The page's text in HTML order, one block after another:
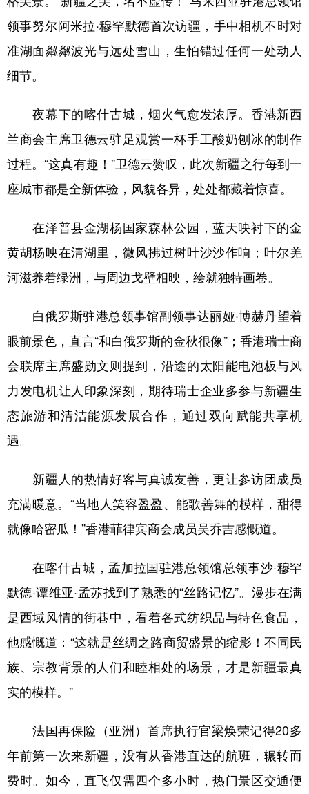
领事努尔阿米拉·穆罕默德首次访疆，手中相机不时对
准湖面粼粼波光与远处雪山，生怕错过任何一处动人
细节。
夜幕下的喀什古城，烟火气愈发浓厚。香港新西
兰商会主席卫德云驻足观赏一杯手工酸奶刨冰的制作
过程。“这真有趣！”卫德云赞叹，此次新疆之行每到一
座城市都是全新体验，风貌各异，处处都藏着惊喜。
在泽普县金湖杨国家森林公园，蓝天映衬下的金
黄胡杨映在清湖里，微风拂过树叶沙沙作响；叶尔羌
河滋养着绿洲，与周边戈壁相映，绘就独特画卷。
白俄罗斯驻港总领事馆副领事达丽娅·博赫丹望着
眼前景色，直言“和白俄罗斯的金秋很像”；香港瑞士商
会联席主席盛勋文则提到，沿途的太阳能电池板与风
力发电机让人印象深刻，期待瑞士企业多参与新疆生
态旅游和清洁能源发展合作，通过双向赋能共享机
遇。
新疆人的热情好客与真诚友善，更让参访团成员
充满暖意。“当地人笑容盈盈、能歌善舞的模样，甜得
就像哈密瓜！”香港菲律宾商会成员吴乔吉感慨道。
在喀什古城，孟加拉国驻港总领馆总领事沙·穆罕
默德·谭维亚·孟苏找到了熟悉的“丝路记忆”。漫步在满
是西域风情的街巷中，看着各式纺织品与特色食品，
他感慨道：“这就是丝绸之路商贸盛景的缩影！不同民
族、宗教背景的人们和睦相处的场景，才是新疆最真
实的模样。”
法国再保险（亚洲）首席执行官梁焕荣记得20多
年前第一次来新疆，没有从香港直达的航班，辗转而
费时。如今，直飞仅需四个多小时，热门景区交通便